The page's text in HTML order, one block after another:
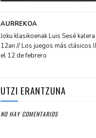
AURREKOA
Joku klasikoenak Luis Sesé
12an // Los juegos más clásicos
el 12 de febrero
UTZI ERANTZUNA
NO HAY COMENTARIOS